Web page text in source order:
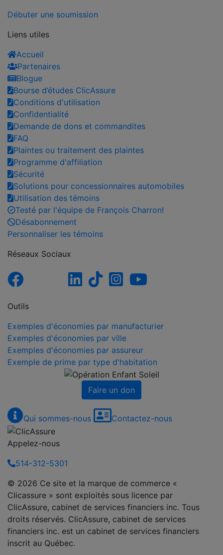
Débuter une soumission
Liens utiles
Accueil
Partenaires
Blogue
Bourse d’études ClicAssure
Conditions d'utilisation
Confidentialité
Demande de dons et commandites
FAQ
Plaintes ou traitement des plaintes
Programme d'affiliation
Sécurité
Solutions pour concessionnaires automobiles
Utilisation des témoins
Testé par l'équipe de François Charron!
Désabonnement
Personnaliser les témoins
Réseaux Sociaux
Outils
Exemples d'économies par manufacturier
Exemples d'économies par ville
Exemples d'économies par assureur
Exemple de prime par type d'habitation
Faire un don
Qui sommes-nous Contactez-nous
Appelez-nous
514-312-5301
© 2026 Ce site et la marque de commerce «
Clicassure » sont exploités sous licence par
ClicAssure, cabinet de services financiers inc. Tous
droits réservés. ClicAssure, cabinet de services
financiers inc. est un cabinet de services financiers
inscrit au Québec.